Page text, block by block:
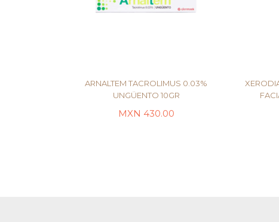
ARNALTEM TACROLIMUS 0.03%
UNGÜENTO 10GR
430.00